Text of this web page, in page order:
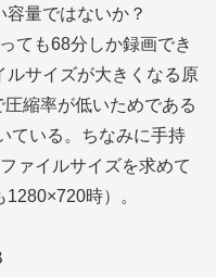
容量ではないか？
ても68分しか録画でき
ルサイズが大きくなる原
縮率が低いためである
ている。ちなみに手持
ァイルサイズを求めて
時）。